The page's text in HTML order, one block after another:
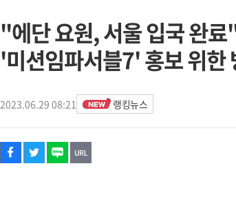
"에단 요원, 서울 입국 완
'미션임파서블7' 홍보 위한
2023.06.29 08:21 랭킹뉴스